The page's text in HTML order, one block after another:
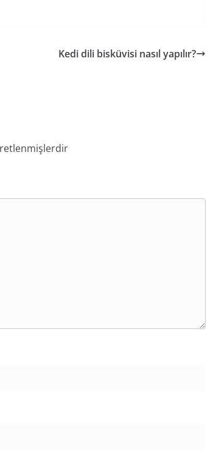
Kedi dili bisküvisi nasıl yapılır?